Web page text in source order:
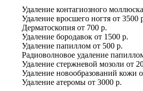
Удаление контагиозного моллюска
Удаление вросшего ногтя от 3500
Дерматоскопия от 700 р.
Удаление бородавок от 1500 р.
Удаление папиллом от 500 р.
Радиоволновое удаление
Удаление стержневой мозоли от
Удаление новообразований кожи
Удаление атеромы от 3000 р.